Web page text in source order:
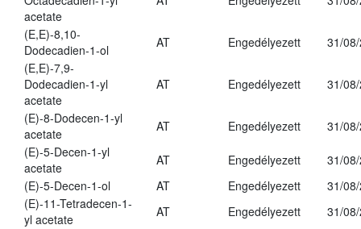
acetate
(E,E)-8,10-
Dodecadien-1-ol
AT Engedélyezett
31/
(E,E)-7,9-
Dodecadien-1-yl
acetate
AT Engedélyezett 31/
(E)-8-Dodecen-1-yl
acetate
AT Engedélyezett
31/
(E)-5-Decen-1-yl
acetate
AT Engedélyezett
31/
(E)-5-Decen-1-ol
AT Engedélyezett
31/
(E)-11-Tetradecen-1-
yl acetate
AT Engedélyezett 31/